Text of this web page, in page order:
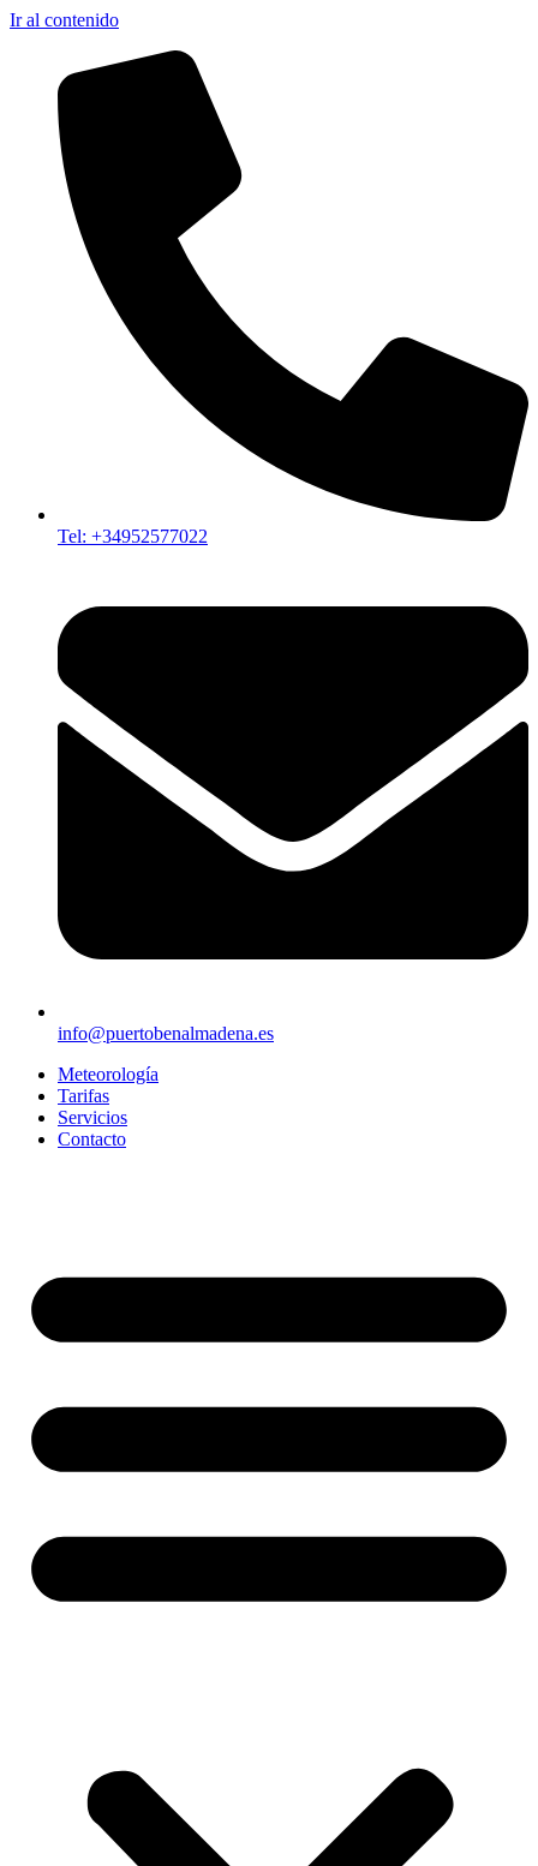
Ir al contenido
Tel: +34952577022
info@puertobenalmadena.es
Meteorología
Tarifas
Servicios
Contacto